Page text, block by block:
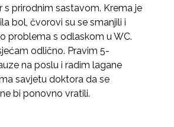
s prirodnim sastavom. Krema je
bol, čvorovi su se smanjili i
problema s odlaskom u WC.
odlično. Pravim 5-
na poslu i radim lagane
savjetu doktora da se
bi ponovno vratili.